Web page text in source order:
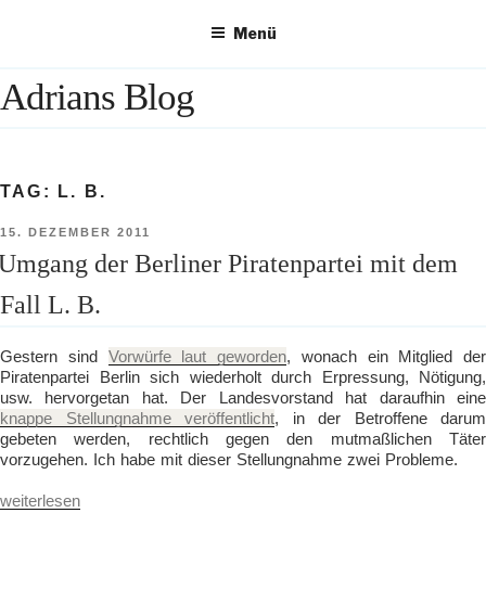
Menü
Adrians Blog
TAG: L. B.
VERÖFFENTLICHT
AM
15. DEZEMBER 2011
der Berliner Piratenpartei mit dem
Fall L. B.
Gestern sind Vorwürfe laut geworden, wonach ein Mitglied der
Piratenpartei Berlin sich wiederholt durch Erpressung, Nötigung,
usw. hervorgetan hat. Der Landesvorstand hat daraufhin eine
knappe Stellungnahme veröffentlicht, in der Betroffene darum
gebeten werden, rechtlich gegen den mutmaßlichen Täter
vorzugehen. Ich habe mit dieser Stellungnahme zwei Probleme.
„Umgang
weiterlesen